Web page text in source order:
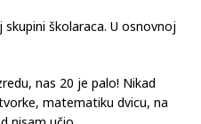
školaraca. U osnovnoj
nas 20 je palo! Nikad
matematiku dvicu, na